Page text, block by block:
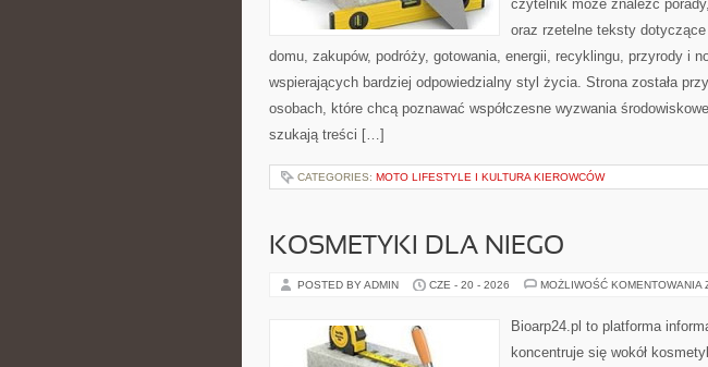
czytelnik może znaleźć
oraz rzetelne teksty
domu, zakupów, podróży, gotowania, energii, recyklingu, przyrody i
wspierających bardziej odpowiedzialny styl życia. Strona została
osobach, które chcą poznawać współczesne wyzwania
szukają treści […]
CATEGORIES: MOTO LIFESTYLE I KULTURA KIEROWCÓW
KOSMETYKI DLA NIEGO
POSTED BY ADMIN CZE - 20 - 2026 MOŻLIWOŚĆ KOMENTOWANIA
Bioarp24.pl to platforma
koncentruje się wokół